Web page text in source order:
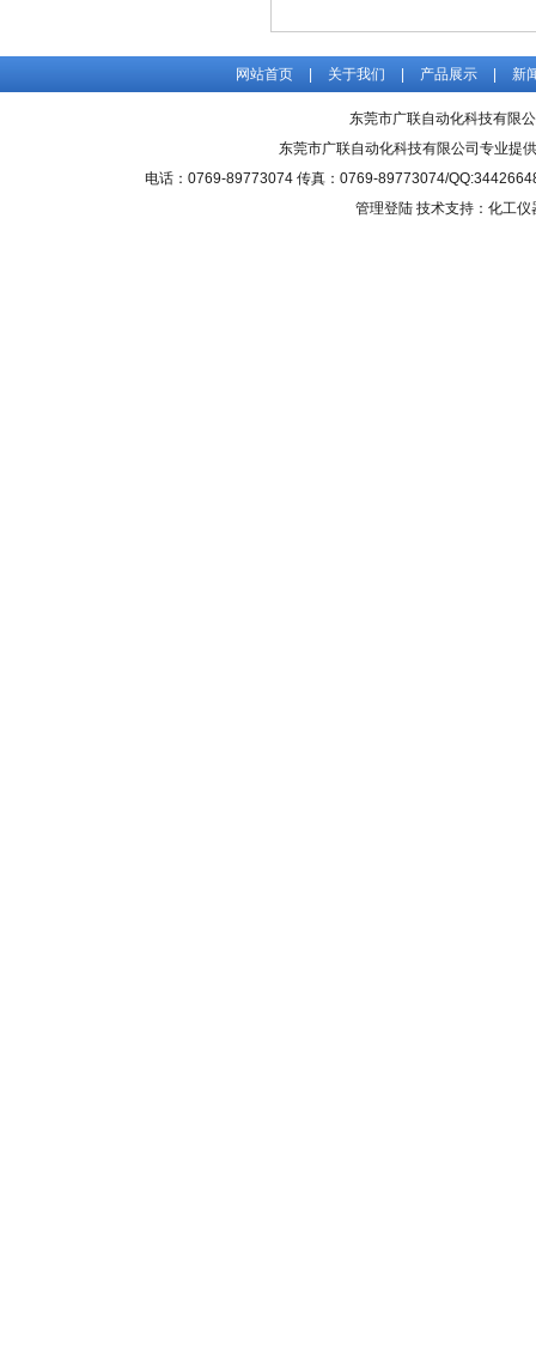
网站首页 关于我们 产品展示 新
东莞市广联自动化科技有限
东莞市广联自动化科技有限公司专业提供
电话：0769-89773074 传真：0769-89773074/
管理登陆 技术支持：化工